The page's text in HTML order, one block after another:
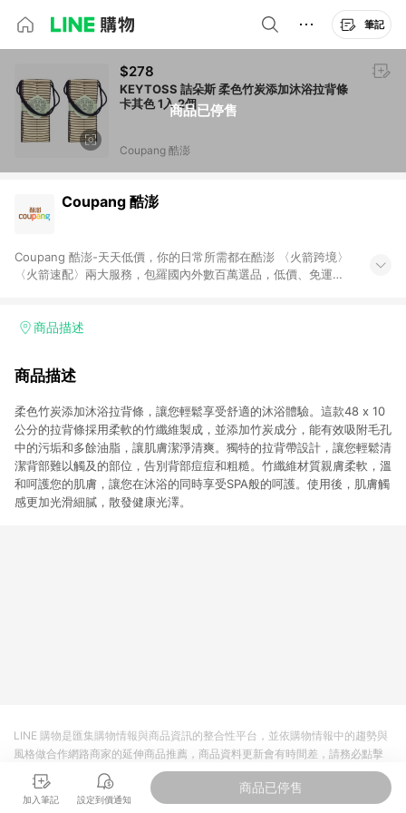
筆記
商品已停售
$278
KEYTOSS 詰朵斯 柔色竹炭添加沐浴拉背條
卡其色 1入 2個
Coupang 酷澎
Coupang 酷澎
Coupang 酷澎-天天低價，你的日常所需都在酷澎 〈火箭跨境〉
〈火箭速配〉兩大服務，包羅國內外數百萬選品，低價、免運，
加入WOW會員告別湊免運，火箭速配、火箭跨境優質選品不限金
商品描述
商品描述
柔色竹炭添加沐浴拉背條，讓您輕鬆享受舒適的沐浴體驗。這款48 x 10
公分的拉背條採用柔軟的竹纖維製成，並添加竹炭成分，能有效吸附毛孔
中的污垢和多餘油脂，讓肌膚潔淨清爽。獨特的拉背帶設計，讓您輕鬆清
潔背部難以觸及的部位，告別背部痘痘和粗糙。竹纖維材質親膚柔軟，溫
和呵護您的肌膚，讓您在沐浴的同時享受SPA般的呵護。使用後，肌膚觸
感更加光滑細膩，散發健康光澤。
加入筆記 設定到價通知
商品已停售
LINE 購物是匯集購物情報與商品資訊的整合性平台，並依購物情報中的趨勢與
風格做合作網路商家的延伸商品推薦，商品資料更新會有時間差，請務必點擊
商品至各合作網路商家，確認現售價與購物條件，一切資訊以合作廠商網頁為
準。